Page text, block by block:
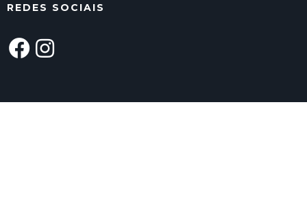
REDES SOCIAIS